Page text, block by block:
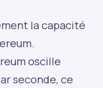
la capacité
oscille
seconde, ce